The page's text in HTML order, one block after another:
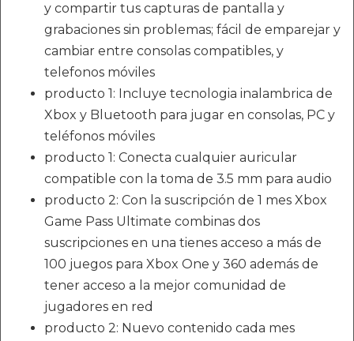
y compartir tus capturas de pantalla y
grabaciones sin problemas; fácil de emparejar y
cambiar entre consolas compatibles, y
telefonos móviles
producto 1: Incluye tecnologia inalambrica de
Xbox y Bluetooth para jugar en consolas, PC y
teléfonos móviles
producto 1: Conecta cualquier auricular
compatible con la toma de 3.5 mm para audio
producto 2: Con la suscripción de 1 mes Xbox
Game Pass Ultimate combinas dos
suscripciones en una tienes acceso a más de
100 juegos para Xbox One y 360 además de
tener acceso a la mejor comunidad de
jugadores en red
producto 2: Nuevo contenido cada mes